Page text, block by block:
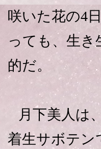
咲いた花の4
っても、生
的だ。
月下美人は
着生サボテン